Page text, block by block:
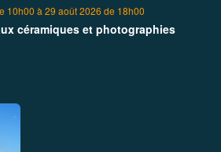
10h00 à 29 août 2026 de 18h00
céramiques et photographies